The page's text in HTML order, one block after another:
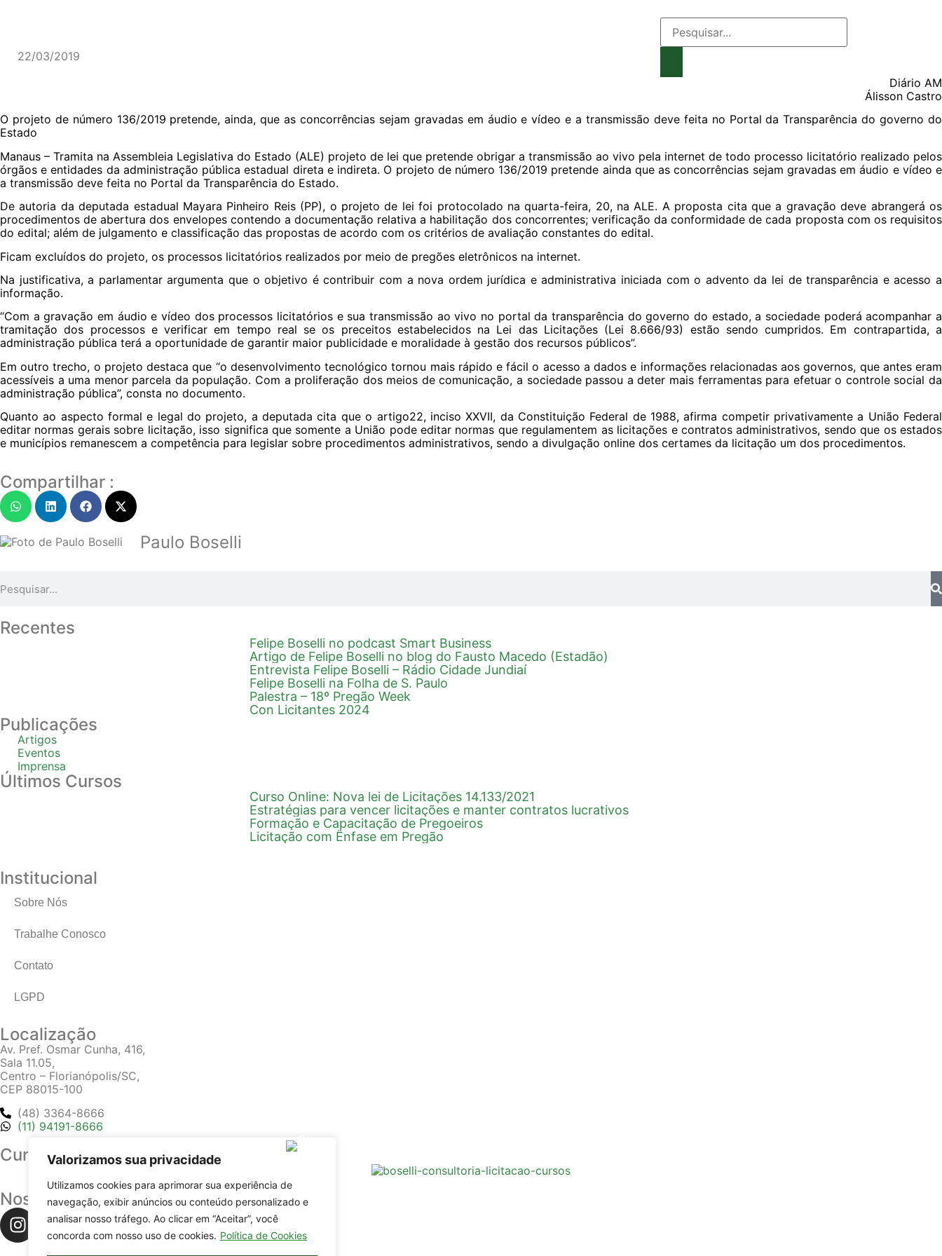
Valorizamos sua privacidade
Utilizamos cookies para aprimorar sua experiência de
navegação, exibir anúncios ou conteúdo personalizado e
analisar nosso tráfego. Ao clicar em “Aceitar”, você
concorda com nosso uso de cookies. Política de Cookies
22/03/2019
Diário AM
Álisson Castro
O projeto de número 136/2019 pretende, ainda, que as concorrências sejam gravadas em áudio e vídeo e a transmissão deve feita no Portal da Transparência do governo do
Estado
Manaus – Tramita na Assembleia Legislativa do Estado (ALE) projeto de lei que pretende obrigar a transmissão ao vivo pela internet de todo processo licitatório realizado pelos
órgãos e entidades da administração pública estadual direta e indireta. O projeto de número 136/2019 pretende ainda que as concorrências sejam gravadas em áudio e vídeo e
a transmissão deve feita no Portal da Transparência do Estado.
De autoria da deputada estadual Mayara Pinheiro Reis (PP), o projeto de lei foi protocolado na quarta-feira, 20, na ALE. A proposta cita que a gravação deve abrangerá os
procedimentos de abertura dos envelopes contendo a documentação relativa a habilitação dos concorrentes; verificação da conformidade de cada proposta com os requisitos
do edital; além de julgamento e classificação das propostas de acordo com os critérios de avaliação constantes do edital.
Ficam excluídos do projeto, os processos licitatórios realizados por meio de pregões eletrônicos na internet.
Na justificativa, a parlamentar argumenta que o objetivo é contribuir com a nova ordem jurídica e administrativa iniciada com o advento da lei de transparência e acesso a
informação.
“Com a gravação em áudio e vídeo dos processos licitatórios e sua transmissão ao vivo no portal da transparência do governo do estado, a sociedade poderá acompanhar a
tramitação dos processos e verificar em tempo real se os preceitos estabelecidos na Lei das Licitações (Lei 8.666/93) estão sendo cumpridos. Em contrapartida, a
administração pública terá a oportunidade de garantir maior publicidade e moralidade à gestão dos recursos públicos”.
Em outro trecho, o projeto destaca que “o desenvolvimento tecnológico tornou mais rápido e fácil o acesso a dados e informações relacionadas aos governos, que antes eram
acessíveis a uma menor parcela da população. Com a proliferação dos meios de comunicação, a sociedade passou a deter mais ferramentas para efetuar o controle social da
administração pública”, consta no documento.
Quanto ao aspecto formal e legal do projeto, a deputada cita que o artigo22, inciso XXVII, da Constituição Federal de 1988, afirma competir privativamente a União Federal
editar normas gerais sobre licitação, isso significa que somente a União pode editar normas que regulamentem as licitações e contratos administrativos, sendo que os estados
e municípios remanescem a competência para legislar sobre procedimentos administrativos, sendo a divulgação online dos certames da licitação um dos procedimentos.
Compartilhar :
Paulo Boselli
Recentes
Felipe Boselli no podcast Smart Business
Artigo de Felipe Boselli no blog do Fausto Macedo (Estadão)
Entrevista Felipe Boselli – Rádio Cidade Jundiaí
Felipe Boselli na Folha de S. Paulo
Palestra – 18º Pregão Week
Con Licitantes 2024
Publicações
Artigos
Eventos
Imprensa
Últimos Cursos
Curso Online: Nova lei de Licitações 14.133/2021
Estratégias para vencer licitações e manter contratos lucrativos
Formação e Capacitação de Pregoeiros
Licitação com Ênfase em Pregão
Institucional
Sobre Nós
Trabalhe Conosco
Contato
LGPD
Localização
Av. Pref. Osmar Cunha, 416,
Sala 11.05,
Centro – Florianópolis/SC,
CEP 88015-100
(48) 3364-8666
(11) 94191-8666
Cursos
Nossas redes